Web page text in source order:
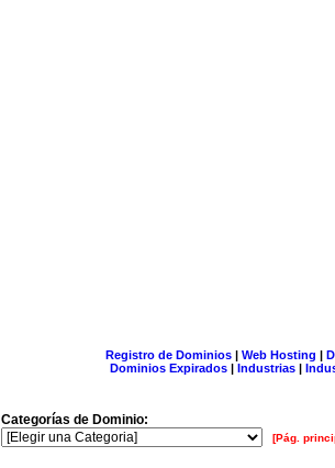
Registro de Dominios| Web Hosting |
Dominios Expirados | Industrias |
Categorías de Dominio:
[Pág.